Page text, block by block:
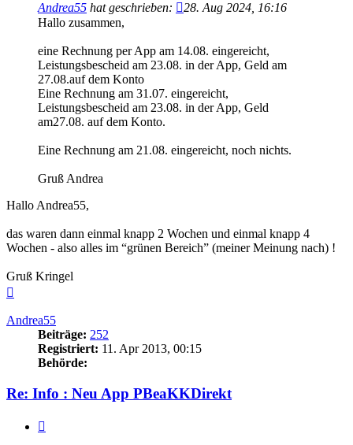
Andrea55 hat geschrieben:
28. Aug 2024, 16:16
Hallo zusammen,
eine Rechnung per App am 14.08. eingereicht,
Leistungsbescheid am 23.08. in der App, Geld am
27.08.auf dem Konto
Eine Rechnung am 31.07. eingereicht,
Leistungsbescheid am 23.08. in der App, Geld
am27.08. auf dem Konto.
Eine Rechnung am 21.08. eingereicht, noch nichts.
Gruß Andrea
Hallo Andrea55,
das waren dann einmal knapp 2 Wochen und einmal knapp 4
Wochen - also alles im “grünen Bereich” (meiner Meinung nach) !
Gruß Kringel
Andrea55
Beiträge: 252
Registriert: 11. Apr 2013, 00:15
Behörde:
Re: Info : Neu App PBeaKKDirekt